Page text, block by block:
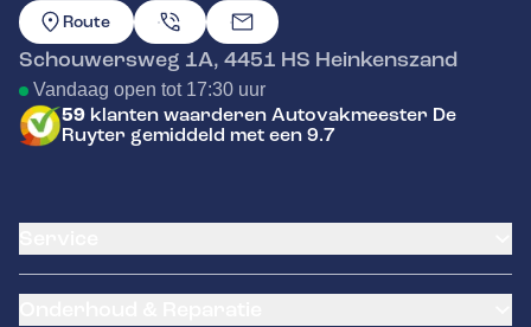
GA NAAR DE HOMEPAGINA
Route
Schouwersweg 1A, 4451 HS Heinkenszand
Vandaag open tot 17:30 uur
59 klanten waarderen Autovakmeester De
Ruyter gemiddeld met een 9.7